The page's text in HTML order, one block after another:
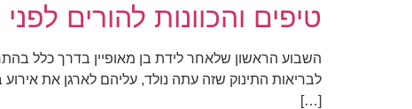
טיפים והכוונות להורים
השבוע הראשון שלאחר לידת בן מאופיין בדרך כלל
לבריאות התינוק שזה עתה נולד, עליהם לארגן את
[…]